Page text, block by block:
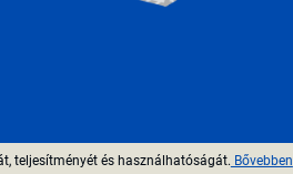
teljesítményét és használhatóságát. Bővebben